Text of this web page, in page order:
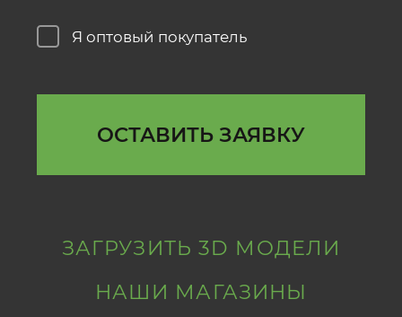
ЗАГРУЗИТЬ 3D МОДЕЛИ
НАШИ МАГАЗИНЫ
Я оптовый покупатель
ОСТАВИТЬ ЗАЯВКУ